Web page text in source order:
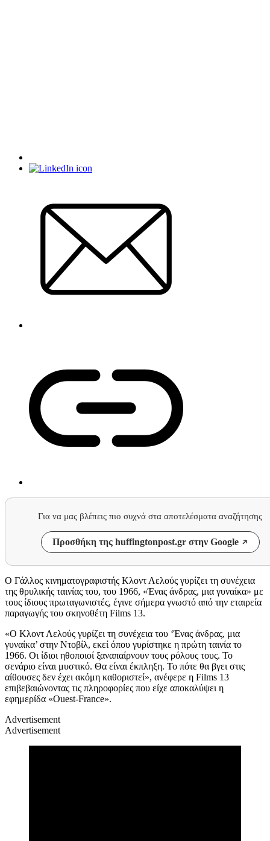
Για να μας βλέπεις πιο συχνά στα αποτελέσματα αναζήτησης
Προσθήκη της huffingtonpost.gr στην Google
Ο Γάλλος κινηματογραφιστής Κλοντ Λελούς γυρίζει τη συνέχεια
της θρυλικής ταινίας του, του 1966, «Ένας άνδρας, μια γυναίκα» με
τους ίδιους πρωταγωνιστές, έγινε σήμερα γνωστό από την εταιρεία
παραγωγής του σκηνοθέτη Films 13.
«Ο Κλοντ Λελούς γυρίζει τη συνέχεια του ‘Ένας άνδρας, μια
γυναίκα’ στην Ντοβίλ, εκεί όπου γυρίστηκε η πρώτη ταινία το
1966. Οι ίδιοι ηθοποιοί ξαναπαίρνουν τους ρόλους τους. Το
σενάριο είναι μυστικό. Θα είναι έκπληξη. Το πότε θα βγει στις
αίθουσες δεν έχει ακόμη καθοριστεί», ανέφερε η Films 13
επιβεβαιώνοντας τις πληροφορίες που είχε αποκαλύψει η
εφημερίδα «Ouest-France».
Advertisement
Advertisement